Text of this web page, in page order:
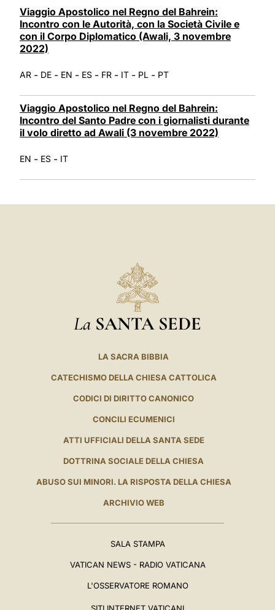
Viaggio Apostolico nel Regno del Bahrein:
Incontro con le Autorità, con la Società Civile e
con il Corpo Diplomatico (Awali, 3 novembre
2022)
AR - DE - EN - ES - FR - IT - PL - PT
Viaggio Apostolico nel Regno del Bahrein:
Incontro del Santo Padre con i giornalisti durante
il volo diretto ad Awali (3 novembre 2022)
EN - ES - IT
La SANTA SEDE
LA SACRA BIBBIA
CATECHISMO DELLA CHIESA CATTOLICA
CODICI DI DIRITTO CANONICO
CONCILI ECUMENICI
ATTI UFFICIALI DELLA SANTA SEDE
DOTTRINA SOCIALE DELLA CHIESA
ABUSO SUI MINORI. LA RISPOSTA DELLA CHIESA
ARCHIVIO WEB
SALA STAMPA
VATICAN NEWS - RADIO VATICANA
L'OSSERVATORE ROMANO